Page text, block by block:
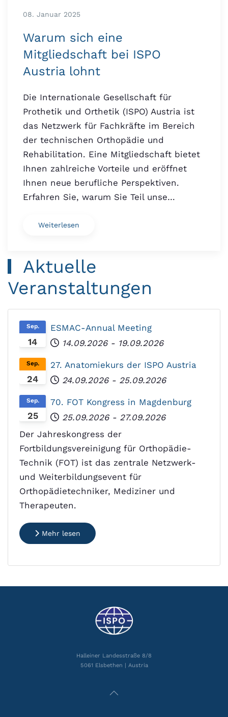
08. Januar 2025
Warum sich eine
Mitgliedschaft bei ISPO
Austria lohnt
Die Internationale Gesellschaft für
Prothetik und Orthetik (ISPO) Austria ist
das Netzwerk für Fachkräfte im Bereich
der technischen Orthopädie und
Rehabilitation. Eine Mitgliedschaft bietet
Ihnen zahlreiche Vorteile und eröffnet
Ihnen neue berufliche Perspektiven.
Erfahren Sie, warum Sie Teil unse…
Weiterlesen
Aktuelle
Veranstaltungen
14
Sep.
ESMAC-Annual Meeting
14.09.2026 - 19.09.2026
24
Sep.
27. Anatomiekurs der ISPO Austria
24.09.2026 - 25.09.2026
25
Sep.
70. FOT Kongress in Magdenburg
25.09.2026 - 27.09.2026
Der Jahreskongress der
Fortbildungsvereinigung für Orthopädie-
Technik (FOT) ist das zentrale Netzwerk-
und Weiterbildungsevent für
Orthopädietechniker, Mediziner und
Therapeuten.
Mehr lesen
Halleiner Landesstraße 8/8
5061 Elsbethen | Austria